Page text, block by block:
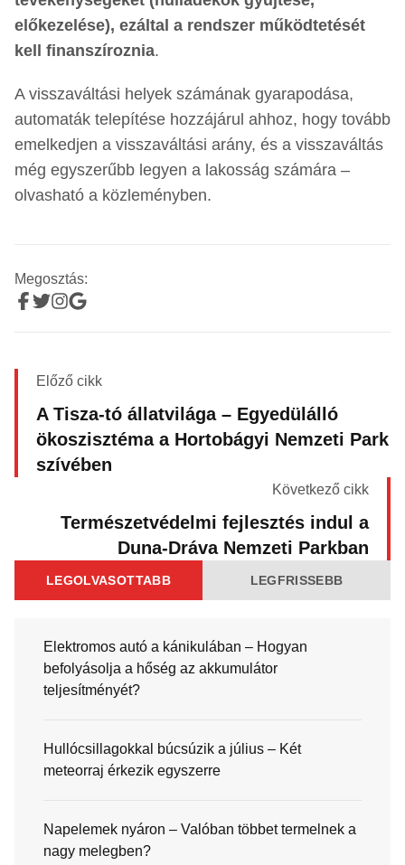
előkezelése), ezáltal a rendszer működtetését
kell finanszíroznia.
A visszaváltási helyek számának gyarapodása,
automaták telepítése hozzájárul ahhoz, hogy tovább
emelkedjen a visszaváltási arány, és a visszaváltás
még egyszerűbb legyen a lakosság számára –
olvasható a közleményben.
Megosztás:
Előző cikk
A Tisza-tó állatvilága – Egyedülálló
ökoszisztéma a Hortobágyi Nemzeti Park
szívében
Következő cikk
Természetvédelmi fejlesztés indul a
Duna-Dráva Nemzeti Parkban
LEGOLVASOTTABB LEGFRISSEBB
Elektromos autó a kánikulában – Hogyan
befolyásolja a hőség az akkumulátor
teljesítményét?
Hullócsillagokkal búcsúzik a július – Két
meteorraj érkezik egyszerre
Napelemek nyáron – Valóban többet termelnek a
nagy melegben?